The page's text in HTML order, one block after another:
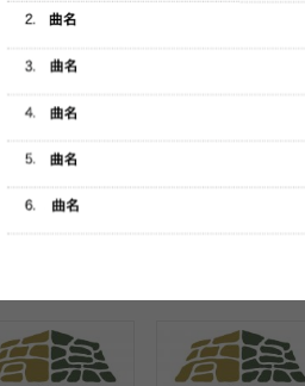
最初のレビューを投稿してみませ
を集計したもので、実際のライブとは異なる場